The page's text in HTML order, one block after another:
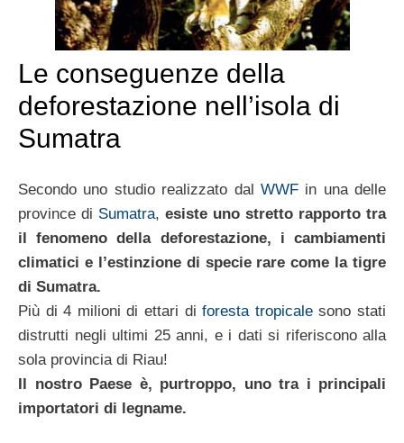
Le conseguenze della
deforestazione nell’isola di
Sumatra
Secondo uno studio realizzato dal WWF in una delle
province di Sumatra, esiste uno stretto rapporto tra
il fenomeno della deforestazione, i cambiamenti
climatici e l’estinzione di specie rare come la tigre
di Sumatra.
Più di 4 milioni di ettari diforesta tropicalesono stati
distrutti negli ultimi 25 anni, e i dati si riferiscono alla
sola provincia di Riau!
Il nostro Paese è, purtroppo, uno tra i principali
importatori di legname.